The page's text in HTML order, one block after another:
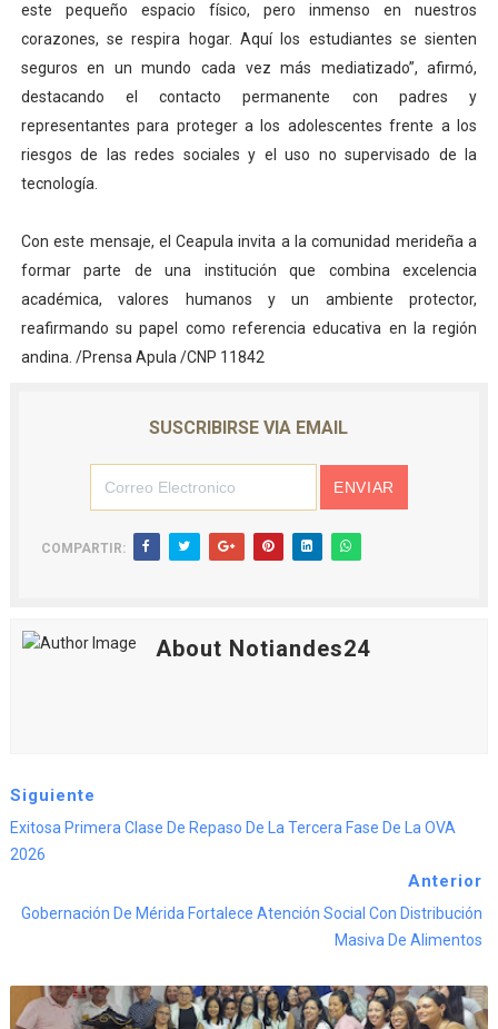
este pequeño espacio físico, pero inmenso en nuestros
corazones, se respira hogar. Aquí los estudiantes se sienten
seguros en un mundo cada vez más mediatizado”, afirmó,
destacando el contacto permanente con padres y
representantes para proteger a los adolescentes frente a los
riesgos de las redes sociales y el uso no supervisado de la
tecnología.
Con este mensaje, el Ceapula invita a la comunidad merideña a
formar parte de una institución que combina excelencia
académica, valores humanos y un ambiente protector,
reafirmando su papel como referencia educativa en la región
andina. /Prensa Apula /CNP 11842
SUSCRIBIRSE VIA EMAIL
COMPARTIR:
About Notiandes24
Siguiente
Exitosa Primera Clase De Repaso De La Tercera Fase De La OVA
2026
Anterior
Gobernación De Mérida Fortalece Atención Social Con Distribución
Masiva De Alimentos